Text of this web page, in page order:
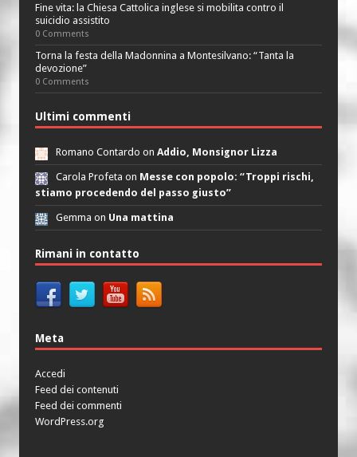
Fine vita: la Chiesa Cattolica inglese si mobilita contro il
suicidio assistito
0 Comments
Torna la festa della Madonnina a Montesilvano: “Tanta la
devozione”
0 Comments
Ultimi commenti
Romano Contardo on Addio, Monsignor Lizza
Carola Profeta on Messe con popolo: “Troppi rischi,
stiamo procedendo del passo giusto”
Gemma on Una mattina
Rimani in contatto
Meta
Accedi
Feed dei contenuti
Feed dei commenti
WordPress.org